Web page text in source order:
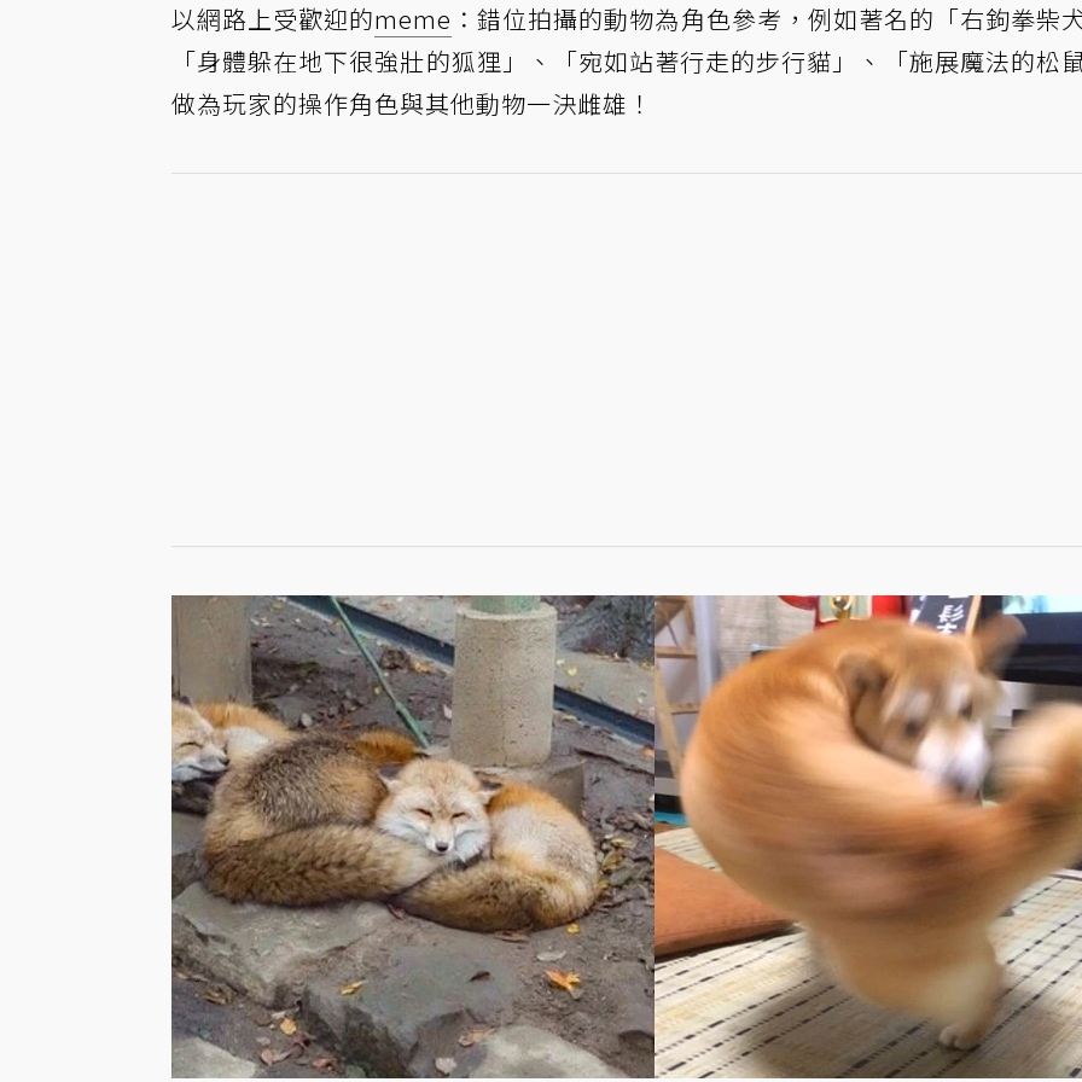
以網路上受歡迎的meme ：錯位拍攝的動物為角色參考，例如著名的「右鉤拳柴
「身體躲在地下很強壯的狐狸」、「宛如站著行走的步行貓」、「施展魔法的松
做為玩家的操作角色與其他動物一決雌雄！